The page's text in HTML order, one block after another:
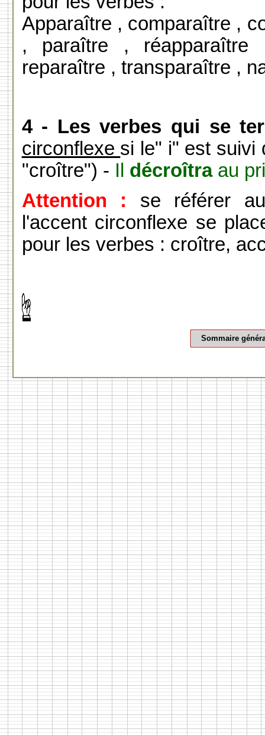
Apparaître , comparaître ,
, paraître , réapparaître
reparaître , transparaître ,
4 - Les verbes qui se
circonflexe si le" i" est suivi
"croître") - Il décroîtraau
Attention : se référer
l'accent circonflexe se
pour les verbes : croître,
Sommaire